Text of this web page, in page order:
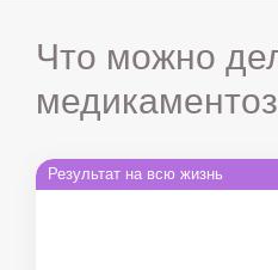
Что можно
Результат на всю жизнь